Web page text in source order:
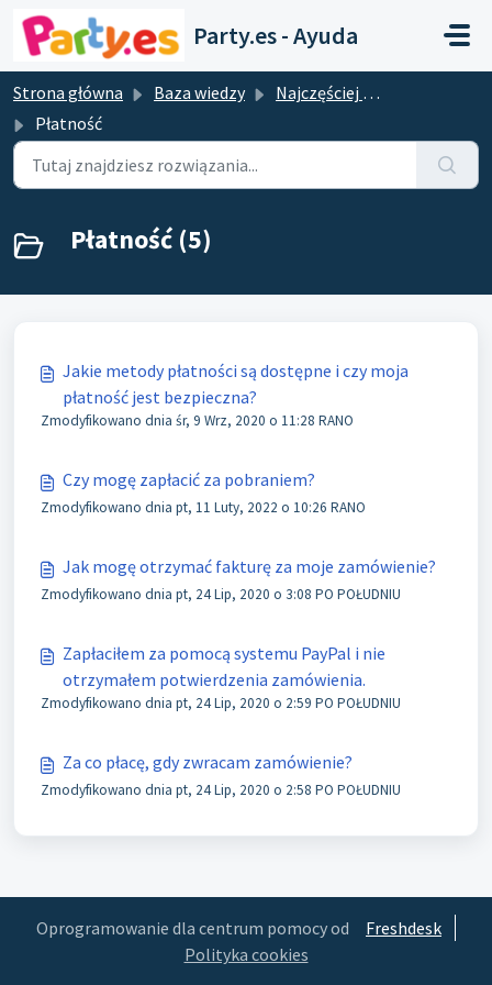
Przejdź do głównej treści
Party.es - Ayuda
Strona główna Baza wiedzy
Najczęściej zadawane pytania
Płatność
Płatność (5)
Jakie metody płatności są dostępne i czy moja
płatność jest bezpieczna?
Zmodyfikowano dnia śr, 9 Wrz, 2020 o 11:28 RANO
Czy mogę zapłacić za pobraniem?
Zmodyfikowano dnia pt, 11 Luty, 2022 o 10:26 RANO
Jak mogę otrzymać fakturę za moje zamówienie?
Zmodyfikowano dnia pt, 24 Lip, 2020 o 3:08 PO POŁUDNIU
Zapłaciłem za pomocą systemu PayPal i nie
otrzymałem potwierdzenia zamówienia.
Zmodyfikowano dnia pt, 24 Lip, 2020 o 2:59 PO POŁUDNIU
Za co płacę, gdy zwracam zamówienie?
Zmodyfikowano dnia pt, 24 Lip, 2020 o 2:58 PO POŁUDNIU
Oprogramowanie dla centrum pomocy od
Freshdesk
Polityka cookies